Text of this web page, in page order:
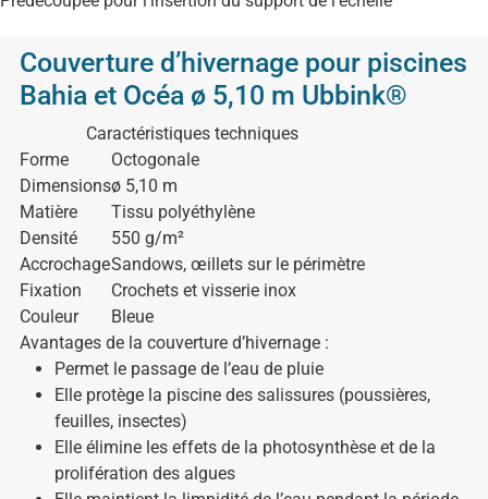
Couverture d’hivernage pour piscines
Bahia et Océa ø 5,10 m Ubbink®
Caractéristiques techniques
Forme
Octogonale
Dimensionsø 5,10 m
Matière
Tissu polyéthylène
Densité
550 g/m²
AccrochageSandows, œillets sur le périmètre
Fixation
Crochets et visserie inox
Couleur
Bleue
Avantages de la couverture d’hivernage :
Permet le passage de l’eau de pluie
Elle protège la piscine des salissures (poussières,
feuilles, insectes)
Elle élimine les effets de la photosynthèse et de la
prolifération des algues